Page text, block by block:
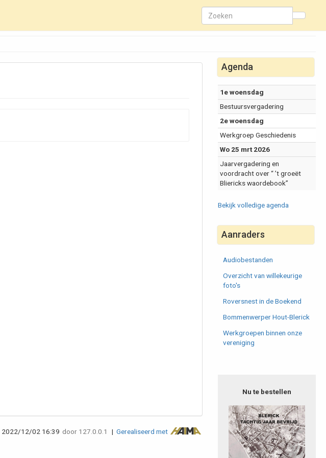
2022/12/02 16:39 door 127.0.0.1 | Gerealiseerd met
Agenda
1e woensdag
Bestuursvergadering
2e woensdag
Werkgroep Geschiedenis
Wo 25 mrt 2026
Jaarvergadering en
voordracht over “ ’t groeët
Bliericks waordebook”
Bekijk volledige agenda
Aanraders
Audiobestanden
Overzicht van willekeurige
foto's
Roversnest in de Boekend
Bommenwerper Hout-Blerick
Werkgroepen binnen onze
vereniging
Nu te bestellen